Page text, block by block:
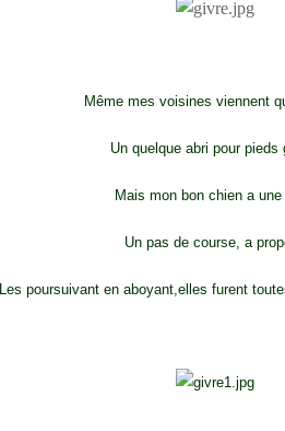
Même mes voisines viennent
Un quelque abri pour pieds
Mais mon bon chien a une
Un pas de course, a
Les poursuivant en aboyant,elles furent